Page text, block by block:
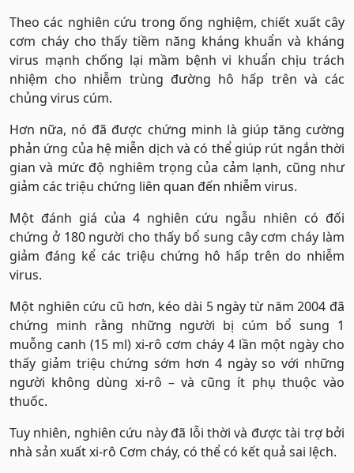
Theo các nghiên cứu trong ống nghiệm, chiết xuất cây
cơm cháy cho thấy tiềm năng kháng khuẩn và kháng
virus mạnh chống lại mầm bệnh vi khuẩn chịu trách
nhiệm cho nhiễm trùng đường hô hấp trên và các
chủng virus cúm.
Hơn nữa, nó đã được chứng minh là giúp tăng cường
phản ứng của hệ miễn dịch và có thể giúp rút ngắn thời
gian và mức độ nghiêm trọng của cảm lạnh, cũng như
giảm các triệu chứng liên quan đến nhiễm virus.
Một đánh giá của 4 nghiên cứu ngẫu nhiên có đối
chứng ở 180 người cho thấy bổ sung cây cơm cháy làm
giảm đáng kể các triệu chứng hô hấp trên do nhiễm
virus.
Một nghiên cứu cũ hơn, kéo dài 5 ngày từ năm 2004 đã
chứng minh rằng những người bị cúm bổ sung 1
muỗng canh (15 ml) xi-rô cơm cháy 4 lần một ngày cho
thấy giảm triệu chứng sớm hơn 4 ngày so với những
người không dùng xi-rô – và cũng ít phụ thuộc vào
thuốc.
Tuy nhiên, nghiên cứu này đã lỗi thời và được tài trợ bởi
nhà sản xuất xi-rô Cơm cháy, có thể có kết quả sai lệch.